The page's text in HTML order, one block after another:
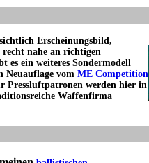
Erscheinungsbild,
nahe an richtigen
es ein weiteres Sondermodell
Neuauflage vom ME Competition
Pressluftpatronen werden hier in
Waffenfirma